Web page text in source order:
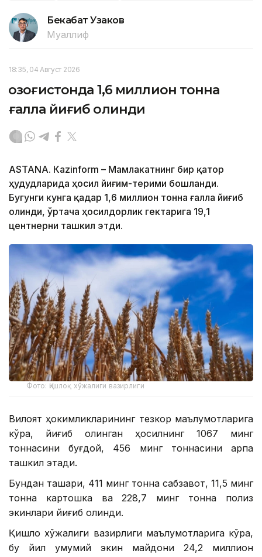
Бекабат Узаков
Муаллиф
18:35, 04 Август 2026
Қозоғистонда 1,6 миллион тонна
ғалла йиғиб олинди
ASTANА. Кazinform – Мамлакатнинг бир қатор
ҳудудларида ҳосил йиғим-терими бошланди.
Бугунги кунга қадар 1,6 миллион тонна ғалла йиғиб
олинди, ўртача ҳосилдорлик гектарига 19,1
центнерни ташкил этди.
Фото: Қишлоқ хўжалиги вазирлиги
Вилоят ҳокимликларининг тезкор маълумотларига
кўра, йиғиб олинган ҳосилнинг 1067 минг
тоннасини буғдой, 456 минг тоннасини арпа
ташкил этади.
Бундан ташқари, 411 минг тонна сабзавот, 11,5 минг
тонна картошка ва 228,7 минг тонна полиз
экинлари йиғиб олинди.
Қишлоқ хўжалиги вазирлиги маълумотларига кўра,
бу йил умумий экин майдони 24,2 миллион